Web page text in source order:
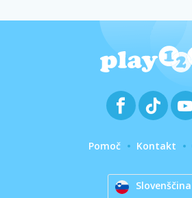
Pomoč Kontakt
Slovenščina